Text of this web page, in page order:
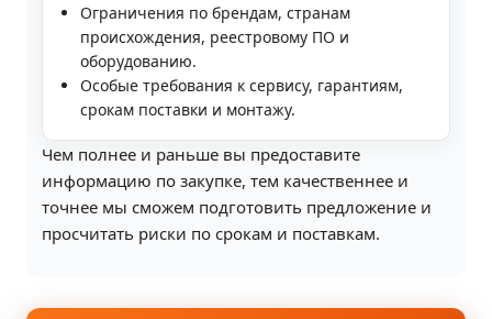
Ограничения по брендам, странам
происхождения, реестровому ПО и
оборудованию.
Особые требования к сервису, гарантиям,
срокам поставки и монтажу.
Чем полнее и раньше вы предоставите
информацию по закупке, тем качественнее и
точнее мы сможем подготовить предложение и
просчитать риски по срокам и поставкам.